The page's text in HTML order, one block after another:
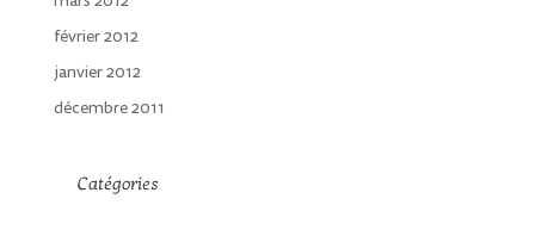
février 2012
janvier 2012
décembre 2011
Catégories